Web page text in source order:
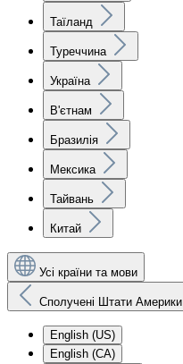
Таїланд
Туреччина
Україна
В'єтнам
Бразилія
Мексика
Тайвань
Китай
Усі країни та мови
Сполучені Штати Америки
English (US)
English (CA)